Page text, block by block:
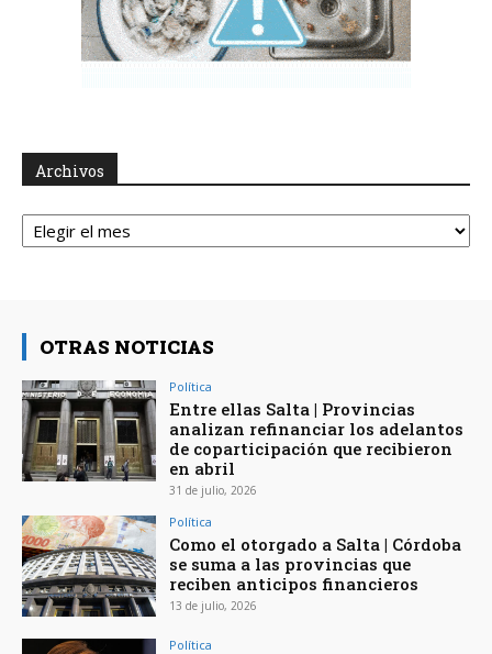
Archivos
Archivos
OTRAS NOTICIAS
Política
Entre ellas Salta | Provincias
analizan refinanciar los adelantos
de coparticipación que recibieron
en abril
31 de julio, 2026
Política
Como el otorgado a Salta | Córdoba
se suma a las provincias que
reciben anticipos financieros
13 de julio, 2026
Política